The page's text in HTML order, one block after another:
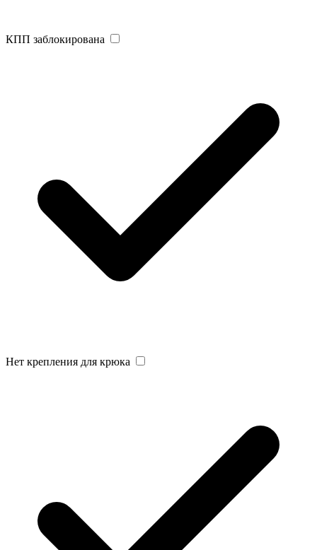
КПП заблокирована
Нет крепления для крюка